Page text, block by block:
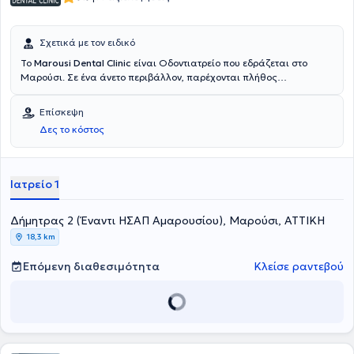
Σχετικά με τον ειδικό
To Marousi Dental Clinic είναι Οδοντιατρείο που εδράζεται στο
Μαρούσι. Σε ένα άνετο περιβάλλον, παρέχονται πλήθος
Ενδοδοντολόγους. Υιοθετούνται οι πλέον εξελιγμένες τεχνολογίες
και βασικό μέλημα είναι η εφαρμογή λύσεων απόλυτα
προσαρμοσμένων στις ανάγκες των ασθενών.
Επίσκεψη
Δες το κόστος
Ιατρείο 1
Δήμητρας 2 (Έναντι ΗΣΑΠ Αμαρουσίου), Μαρούσι, ΑΤΤΙΚΗ
18,3 km
Επόμενη διαθεσιμότητα Κλείσε ραντεβού